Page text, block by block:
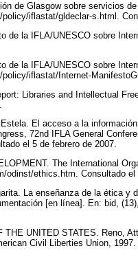
de Glasgow sobre servicios
policy/iflastat/gldeclar-s.html.
de la IFLA/UNESCO sobre
de la IFLA/UNESCO sobre
policy/iflastat/Internet-
Libraries and Intellectual
El acceso a la
72nd IFLA General
el 5 de febrero de 2007.
The International
odinst/ethics.htm. Consultado
La enseñanza de la ética
[en línea]. En: bid,
THE UNITED STATES. Reno,
Civil Liberties Union,